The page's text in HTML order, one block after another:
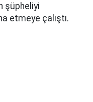
şüpheliyi
etmeye çalıştı.